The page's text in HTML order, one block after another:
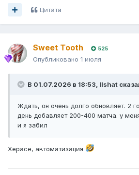
Цитата
Sweet Tooth 525
Опубликовано 1 июля
В 01.07.2026 в 18:53, Ilshat
Ждать, он очень долго обновляет. 2
день добавляет 200-400 матча. у
и я забил
Херасе, автоматизация